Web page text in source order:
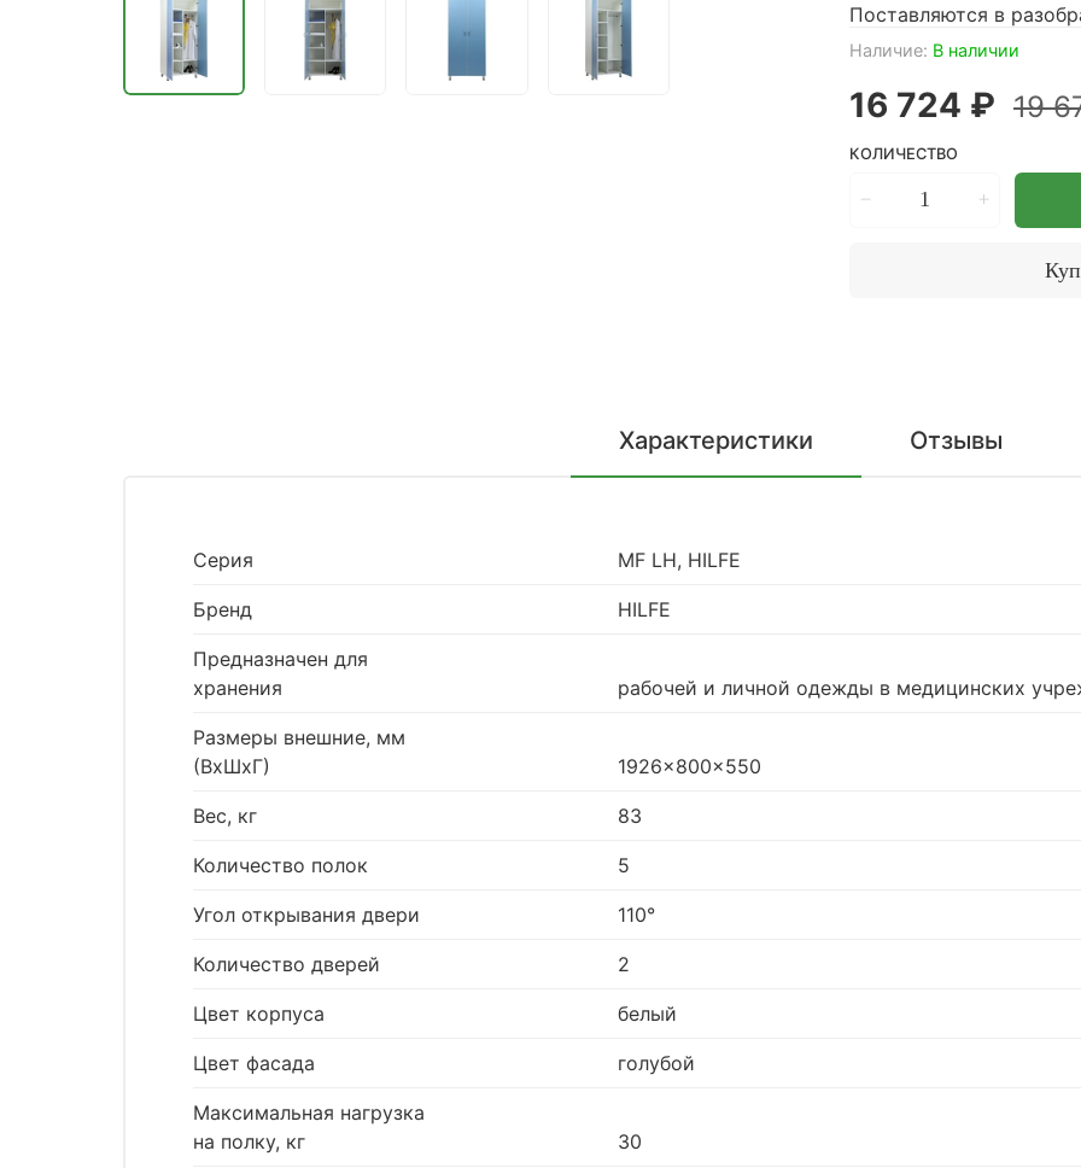
Наличие: В наличии
16 724 ₽ 19
КОЛИЧЕСТВО
Поставляются в
Характеристики Отзывы
Серия MF LH, HILFE
Бренд HILFE
Предназначен для
хранения
рабочей и личной одежды в медицинских
Размеры внешние, мм
(ВхШхГ)
1926x800x550
Вес, кг 83
Количество полок 5
Угол открывания двери 110°
Количество дверей 2
Цвет корпуса белый
Цвет фасада голубой
Максимальная нагрузка
на полку, кг
30